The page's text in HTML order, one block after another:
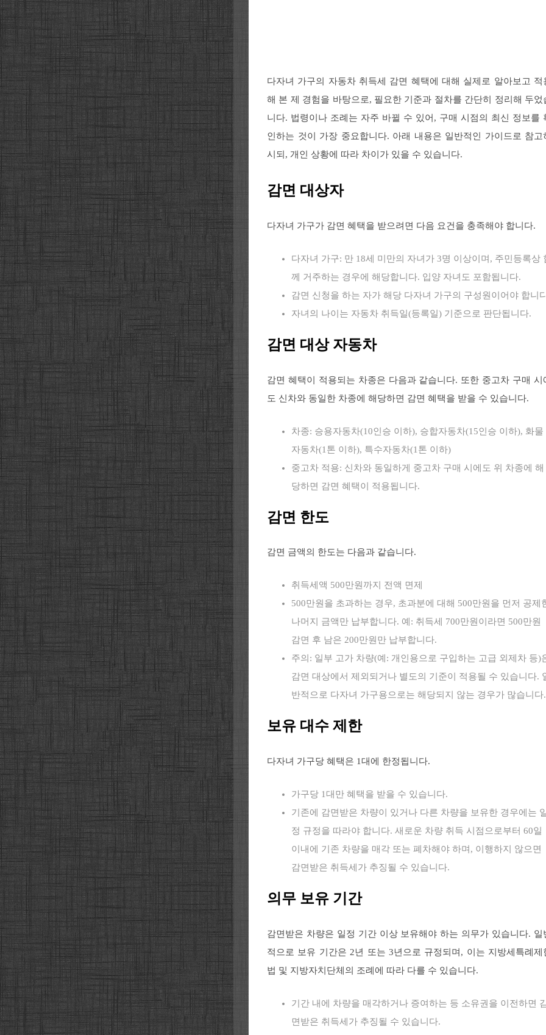
다자녀 가구의 자동차 취득세 감면 혜택에 대해 실제로 알아보고 적
해 본 제 경험을 바탕으로, 필요한 기준과 절차를 간단히 정리해 두었
니다. 법령이나 조례는 자주 바뀔 수 있어, 구매 시점의 최신 정보를
인하는 것이 가장 중요합니다. 아래 내용은 일반적인 가이드로 참고
시되, 개인 상황에 따라 차이가 있을 수 있습니다.
감면 대상자
다자녀 가구가 감면 혜택을 받으려면 다음 요건을 충족해야 합니다.
다자녀 가구: 만 18세 미만의 자녀가 3명 이상이며, 주민등록상
께 거주하는 경우에 해당합니다. 입양 자녀도 포함됩니다.
감면 신청을 하는 자가 해당 다자녀 가구의 구성원이어야 합니
자녀의 나이는 자동차 취득일(등록일) 기준으로 판단됩니다.
감면 대상 자동차
감면 혜택이 적용되는 차종은 다음과 같습니다. 또한 중고차 구매 시
도 신차와 동일한 차종에 해당하면 감면 혜택을 받을 수 있습니다.
차종: 승용자동차(10인승 이하), 승합자동차(15인승 이하), 화물
자동차(1톤 이하), 특수자동차(1톤 이하)
중고차 적용: 신차와 동일하게 중고차 구매 시에도 위 차종에 해
당하면 감면 혜택이 적용됩니다.
감면 한도
감면 금액의 한도는 다음과 같습니다.
취득세액 500만원까지 전액 면제
500만원을 초과하는 경우, 초과분에 대해 500만원을 먼저 공제
나머지 금액만 납부합니다. 예: 취득세 700만원이라면 500만원
감면 후 남은 200만원만 납부합니다.
주의: 일부 고가 차량(예: 개인용으로 구입하는 고급 외제차 등)
감면 대상에서 제외되거나 별도의 기준이 적용될 수 있습니다.
반적으로 다자녀 가구용으로는 해당되지 않는 경우가 많습니다.
보유 대수 제한
다자녀 가구당 혜택은 1대에 한정됩니다.
가구당 1대만 혜택을 받을 수 있습니다.
기존에 감면받은 차량이 있거나 다른 차량을 보유한 경우에는
정 규정을 따라야 합니다. 새로운 차량 취득 시점으로부터 60일
이내에 기존 차량을 매각 또는 폐차해야 하며, 이행하지 않으면
감면받은 취득세가 추징될 수 있습니다.
의무 보유 기간
감면받은 차량은 일정 기간 이상 보유해야 하는 의무가 있습니다. 일
적으로 보유 기간은 2년 또는 3년으로 규정되며, 이는 지방세특례제
법 및 지방자치단체의 조례에 따라 다를 수 있습니다.
기간 내에 차량을 매각하거나 증여하는 등 소유권을 이전하면
면받은 취득세가 추징될 수 있습니다.